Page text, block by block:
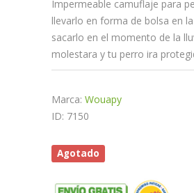
Impermeable camuflaje para
llevarlo en forma de bolsa en
sacarlo en el momento de la
molestara y tu perro ira
Marca: Wouapy
ID: 7150
Agotado